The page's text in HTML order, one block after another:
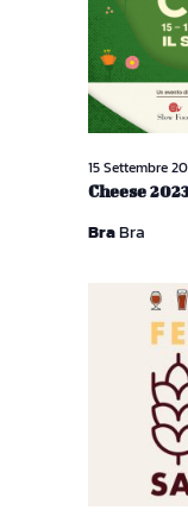
Cheese 2023
15 Settembre
BraBra